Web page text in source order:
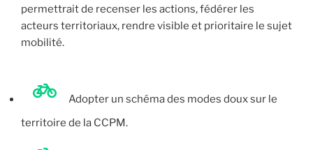
permettrait de recenser les actions, fédérer les
acteurs territoriaux, rendre visible et prioritaire le sujet
mobilité.
Adopter un schéma des modes doux sur le
territoire de la CCPM.